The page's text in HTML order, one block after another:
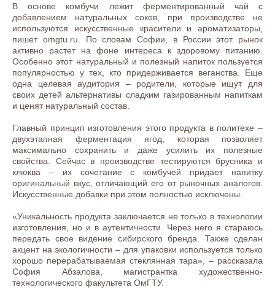
В основе комбучи лежит ферментированный чай с
добавлением натуральных соков, при производстве не
используются искусственные красители и ароматизаторы,
пишет omgtu.ru. По словам Софии, в России этот рынок
активно растет на фоне интереса к здоровому питанию.
Особенно этот натуральный и полезный напиток пользуется
популярностью у тех, кто придерживается веганства. Еще
одна целевая аудитория – родители, которые ищут для
своих детей альтернативы сладким газированным напиткам
и ценят натуральный состав.
Главный принцип изготовления этого продукта в политехе –
двухэтапная ферментация ягод, которая позволяет
максимально сохранить и даже усилить их полезные
свойства. Сейчас в производстве тестируются брусника и
клюква – их сочетание с комбучей придает напитку
оригинальный вкус, отличающий его от рыночных аналогов.
Искусственные добавки при этом полностью исключены.
«Уникальность продукта заключается не только в технологии
изготовления, но и в аутентичности. Через него я стараюсь
передать свое видение сибирского бренда. Также сделан
акцент на экологичности – для упаковки используется только
хорошо перерабатываемая стеклянная тара», – рассказала
София Абзалова, магистрантка художественно-
технологического факультета ОмГТУ.